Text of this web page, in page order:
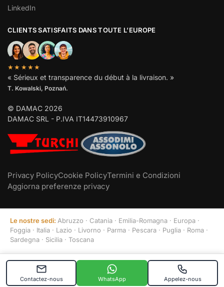
LinkedIn
CLIENTS SATISFAITS DANS TOUTE L’EUROPE
★★★★★
« Sérieux et transparence du début à la livraison. »
T. Kowalski, Poznań.
© DAMAC 2026
DAMAC SRL - P.IVA IT14473910967
Privacy PolicyCookie PolicyTermini e Condizioni
Aggiorna preferenze privacy
Contactez-nous WhatsApp Appelez-nous
Le nostre sedi: Abruzzo · Catania · Emilia-Romagna · Europa ·
Foggia · Italia · Lazio · Livorno · Parma · Pescara · Puglia · Roma ·
Sardegna · Sicilia · Toscana